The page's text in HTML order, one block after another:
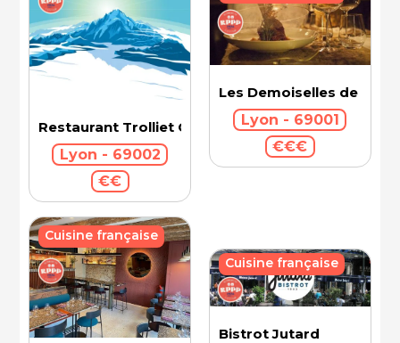
Restaurant Trolliet Grand Hotel Dieu
Lyon - 69002
€€
Les Demoiselles de
Lyon - 69001
€€€
Cuisine française
Bistrot Jutard
Cuisine française